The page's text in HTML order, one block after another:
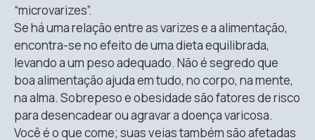
“microvarizes”.
Se há uma relação entre as varizes e a alimentação,
encontra-se no efeito de uma dieta equilibrada,
levando a um peso adequado. Não é segredo que
boa alimentação ajuda em tudo, no corpo, na mente,
na alma. Sobrepeso e obesidade são fatores de risco
para desencadear ou agravar a doença varicosa.
Você é o que come; suas veias também são afetadas